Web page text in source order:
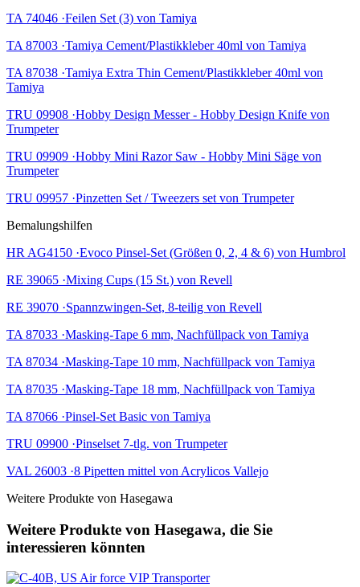
TA 74046 ·Feilen Set (3) von Tamiya
TA 87003 ·Tamiya Cement/Plastikkleber 40ml von Tamiya
TA 87038 ·Tamiya Extra Thin Cement/Plastikkleber 40ml von
Tamiya
TRU 09908 ·Hobby Design Messer - Hobby Design Knife von
Trumpeter
TRU 09909 ·Hobby Mini Razor Saw - Hobby Mini Säge von
Trumpeter
TRU 09957 ·Pinzetten Set / Tweezers set von Trumpeter
Bemalungshilfen
HR AG4150 ·Evoco Pinsel-Set (Größen 0, 2, 4 & 6) von Humbrol
RE 39065 ·Mixing Cups (15 St.) von Revell
RE 39070 ·Spannzwingen-Set, 8-teilig von Revell
TA 87033 ·Masking-Tape 6 mm, Nachfüllpack von Tamiya
TA 87034 ·Masking-Tape 10 mm, Nachfüllpack von Tamiya
TA 87035 ·Masking-Tape 18 mm, Nachfüllpack von Tamiya
TA 87066 ·Pinsel-Set Basic von Tamiya
TRU 09900 ·Pinselset 7-tlg. von Trumpeter
VAL 26003 ·8 Pipetten mittel von Acrylicos Vallejo
Weitere Produkte von Hasegawa
Weitere Produkte von Hasegawa, die Sie
interessieren könnten